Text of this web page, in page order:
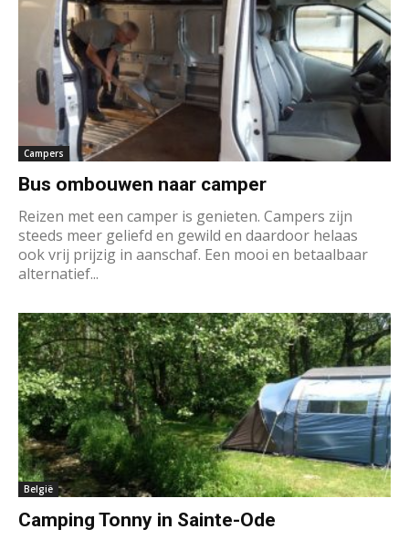
Campers
Bus ombouwen naar camper
Reizen met een camper is genieten. Campers zijn
steeds meer geliefd en gewild en daardoor helaas
ook vrij prijzig in aanschaf. Een mooi en betaalbaar
alternatief...
België
Camping Tonny in Sainte-Ode